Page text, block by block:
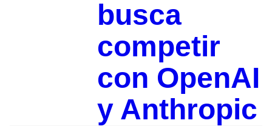
busca
competir
con OpenAI
y Anthropic